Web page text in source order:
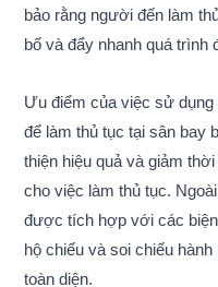
bảo rằng người đến làm
bố và đẩy nhanh quá trình
Ưu điểm của việc sử
để làm thủ tục tại sân bay
thiện hiệu quả và giảm
cho việc làm thủ tục.
được tích hợp với các
hộ chiếu và soi chiếu
toàn diện.